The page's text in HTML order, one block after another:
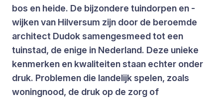
bos en heide. De bijzondere tuindorpen en -
wijken van Hilversum zijn door de beroemde
architect Dudok samengesmeed tot een
tuinstad, de enige in Nederland. Deze unieke
kenmerken en kwaliteiten staan echter onder
druk. Problemen die landelijk spelen, zoals
woningnood, de druk op de zorg of